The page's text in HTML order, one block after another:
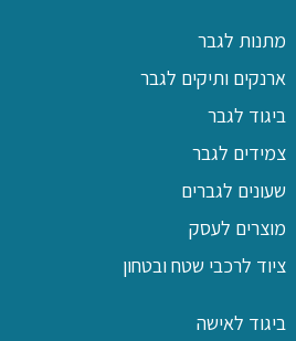
מתנות לגבר
ארנקים ותיקים לגבר
ביגוד לגבר
צמידים לגבר
שעונים לגברים
מוצרים לעסק
ציוד לרכבי שטח ובטחון
ביגוד לאישה